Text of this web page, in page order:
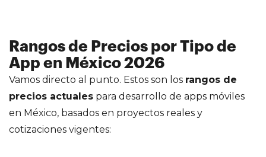
Rangos de Precios por Tipo de
App en México 2026
Vamos directo al punto. Estos son los rangos de
precios actuales para desarrollo de apps móviles
en México, basados en proyectos reales y
cotizaciones vigentes: